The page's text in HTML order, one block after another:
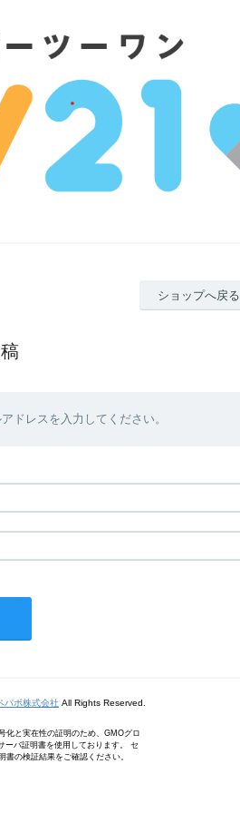
ショップへ戻る
ドレスを入力してください。
パボ株式会社 All Rights Reserved.
化と実在性の証明のため、GMOグロ
ーバ証明書を使用しております。 セ
書の検証結果をご確認ください。